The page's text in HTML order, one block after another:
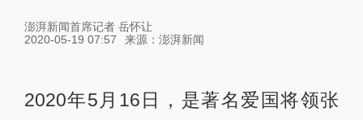
澎湃新闻首席记者 岳怀让
2020-05-19 07:57
来源： 澎湃新闻
2020年5月16日，是著名爱国将领张